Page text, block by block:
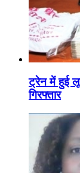
ट्रेन में हुई
गिरफ्तार